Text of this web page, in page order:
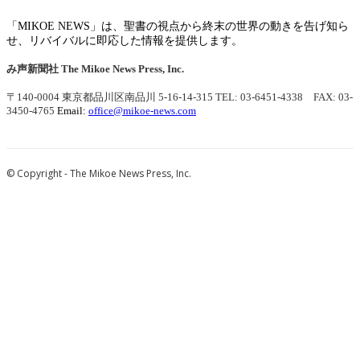
「MIKOE NEWS」は、聖書の視点から終末の世界の動きを告げ知ら
せ、リバイバルに即応した情報を提供します。
み声新聞社 The Mikoe News Press, Inc.
〒140-0004 東京都品川区南品川 5-16-14-315 TEL: 03-6451-4338 FAX: 03-
3450-4765 Email: office@mikoe-news.com
© Copyright - The Mikoe News Press, Inc.